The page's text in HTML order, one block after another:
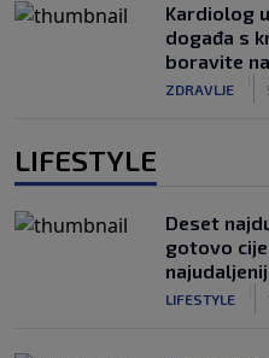
Kardiolog
događa s
boravite
ZDRAVLJE
LIFESTYLE
Deset
gotovo
LIFESTYLE